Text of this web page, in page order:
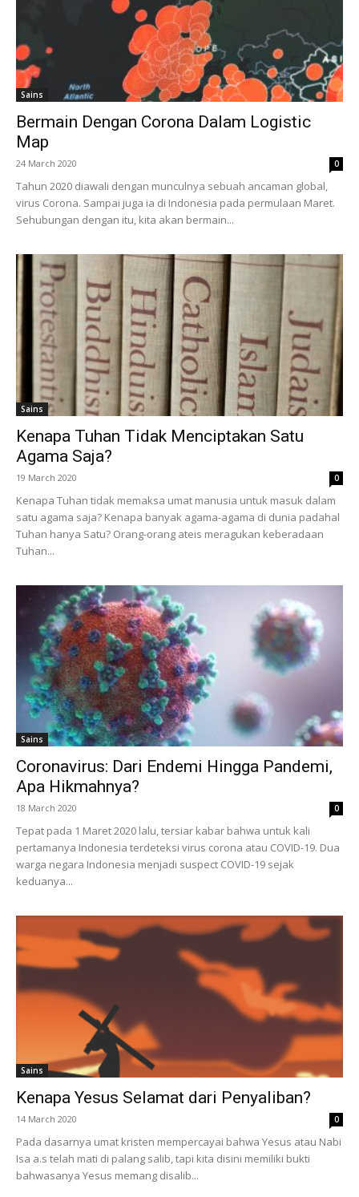
Sains
Bermain Dengan Corona Dalam Logistic
Map
24 March 2020 0
Tahun 2020 diawali dengan munculnya sebuah ancaman global,
virus Corona. Sampai juga ia di Indonesia pada permulaan Maret.
Sehubungan dengan itu, kita akan bermain...
Sains
Kenapa Tuhan Tidak Menciptakan Satu
Agama Saja?
19 March 2020 0
Kenapa Tuhan tidak memaksa umat manusia untuk masuk dalam
satu agama saja? Kenapa banyak agama-agama di dunia padahal
Tuhan hanya Satu? Orang-orang ateis meragukan keberadaan
Tuhan...
Sains
Coronavirus: Dari Endemi Hingga Pandemi,
Apa Hikmahnya?
18 March 2020 0
Tepat pada 1 Maret 2020 lalu, tersiar kabar bahwa untuk kali
pertamanya Indonesia terdeteksi virus corona atau COVID-19. Dua
warga negara Indonesia menjadi suspect COVID-19 sejak
keduanya...
Sains
Kenapa Yesus Selamat dari Penyaliban?
14 March 2020 0
Pada dasarnya umat kristen mempercayai bahwa Yesus atau Nabi
Isa a.s telah mati di palang salib, tapi kita disini memiliki bukti
bahwasanya Yesus memang disalib...